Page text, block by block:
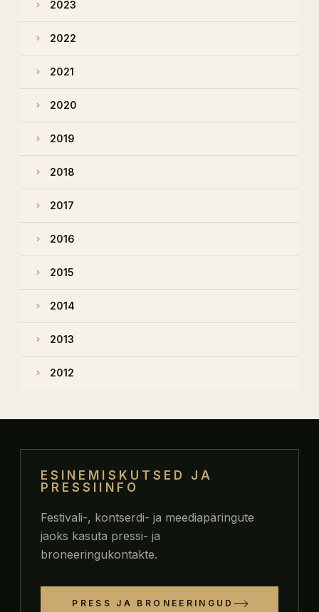
2023
2022
2021
2020
2019
2018
2017
2016
2015
2014
2013
2012
ESINEMISKUTSED JA
PRESSIINFO
Festivali-, kontserdi- ja meediapäringute
jaoks kasuta pressi- ja
broneeringukontakte.
PRESS JA BRONEERINGUD